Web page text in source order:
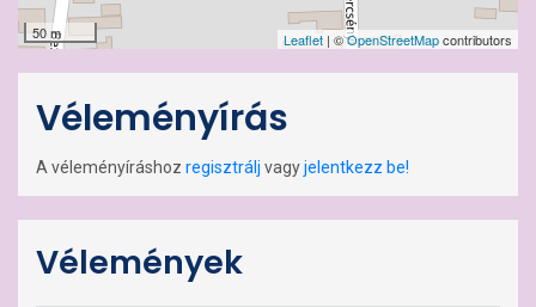
50 m Leaflet | ©OpenStreetMapcontributors
Véleményírás
A véleményíráshoz regisztrálj vagyjelentkezz be!
Vélemények